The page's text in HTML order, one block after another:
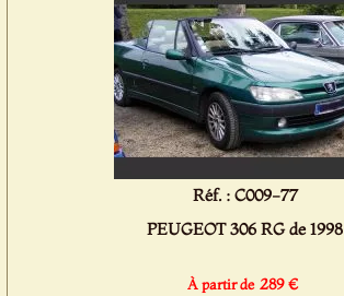
Réf. : C009-77
PEUGEOT 306 RG de 1998
À partir de 289 €